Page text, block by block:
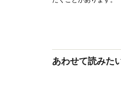
あわせて読みた